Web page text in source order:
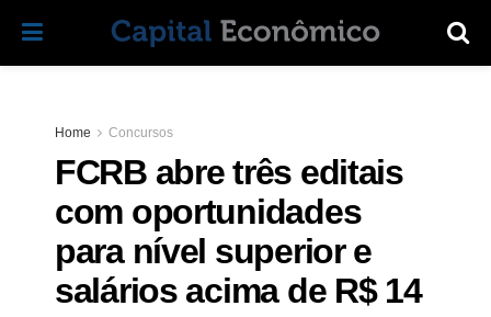
Home Concursos
FCRB abre três editais
com oportunidades
para nível superior e
salários acima de R$ 14